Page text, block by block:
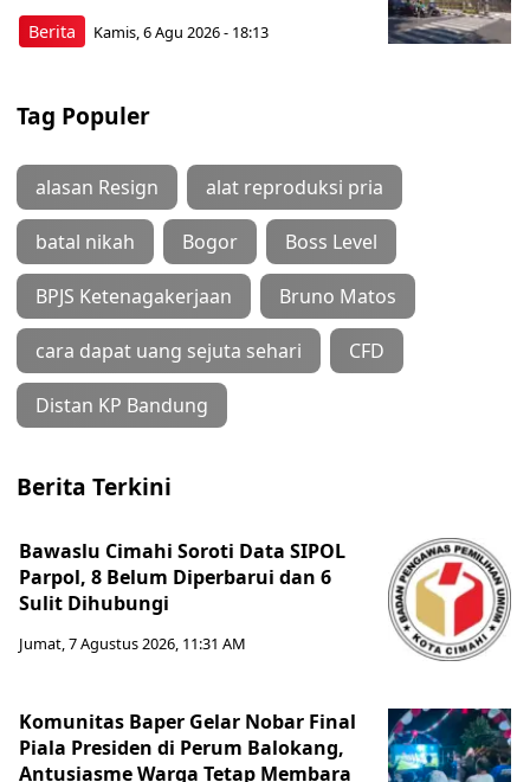
Berita Kamis, 6 Agu 2026 - 18:13
Tag Populer
alasan Resign alat reproduksi pria
batal nikah Bogor Boss Level
BPJS Ketenagakerjaan Bruno Matos
cara dapat uang sejuta sehari CFD
Distan KP Bandung
Berita Terkini
Bawaslu Cimahi Soroti Data SIPOL
Parpol, 8 Belum Diperbarui dan 6
Sulit Dihubungi
Jumat, 7 Agustus 2026, 11:31 AM
Komunitas Baper Gelar Nobar Final
Piala Presiden di Perum Balokang,
Antusiasme Warga Tetap Membara